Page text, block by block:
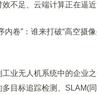
不足、云端计算正在逼近
”：谁来打破“高空摄像
无人机系统中的企业之
目标追踪检测、SLAM(